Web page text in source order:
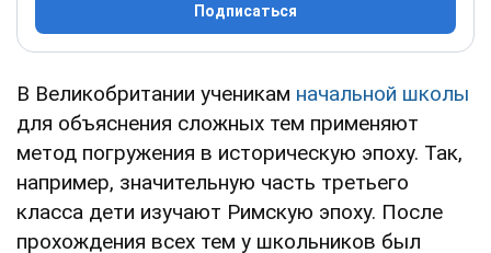
Подписаться
В Великобритании ученикам начальной школы
для объяснения сложных тем применяют
метод погружения в историческую эпоху. Так,
например, значительную часть третьего
класса дети изучают Римскую эпоху. После
прохождения всех тем у школьников был